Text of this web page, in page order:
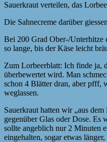
Sauerkraut verteilen, das
Die Sahnecreme darüber
Bei 200 Grad Ober-/Unterhitze
so lange, bis der Käse leicht
Zum Lorbeerblatt: Ich finde ja,
überbewertet wird. Man
schon 4 Blätter dran, aber pfff,
weglassen.
Sauerkraut hatten wir „aus
gegenüber Glas oder Dose. Es
sollte angeblich nur 2 Minuten
eingehalten, sogar etwas